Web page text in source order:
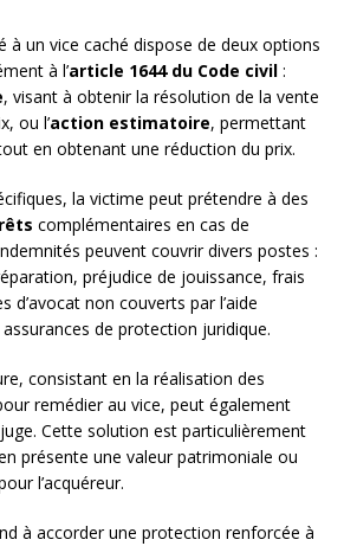
à un vice caché dispose de deux options
à l’article 1644 du Code civil :
, visant à obtenir la résolution de la vente
ou l’action estimatoire, permettant
en obtenant une réduction du prix.
la victime peut prétendre à des
complémentaires en cas de
peuvent couvrir divers postes :
préjudice de jouissance, frais
d’avocat non couverts par l’aide
de protection juridique.
consistant en la réalisation des
remédier au vice, peut également
Cette solution est particulièrement
présente une valeur patrimoniale ou
l’acquéreur.
à accorder une protection renforcée à